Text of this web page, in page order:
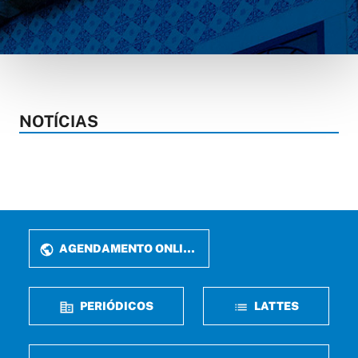
NOTÍCIAS
AGENDAMENTO ONLINE
PERIÓDICOS LATTES